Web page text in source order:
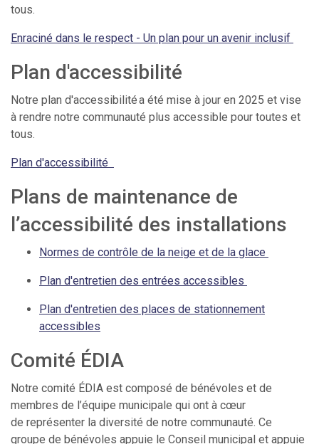
tous.
Enraciné dans le respect - Un plan pour un avenir inclusif
Plan d'accessibilité
Notre plan d'accessibilité a été mise à jour en 2025 et vise
à rendre notre communauté plus accessible pour toutes et
tous.
Plan d'accessibilité
Plans de maintenance de
l’accessibilité des installations
Normes de contrôle de la neige et de la glace
Plan d'entretien des entrées accessibles
Plan d'entretien des places de stationnement
accessibles
Comité ÉDIA
Notre comité ÉDIA est composé de bénévoles et de
membres de l’équipe municipale qui ont à cœur
de représenter la diversité de notre communauté. Ce
groupe de bénévoles appuie le Conseil municipal et appuie